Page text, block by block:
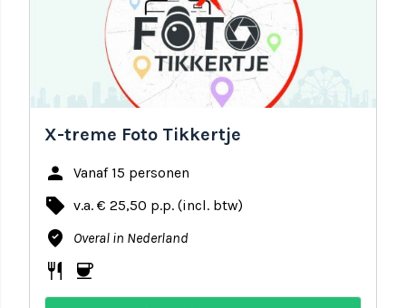
X-treme Foto Tikkertje
person Vanaf 15 personen
local_offer v.a. € 25,50 p.p. (incl. btw)
where_to_vote Overal in Nederland
restaurant coffee